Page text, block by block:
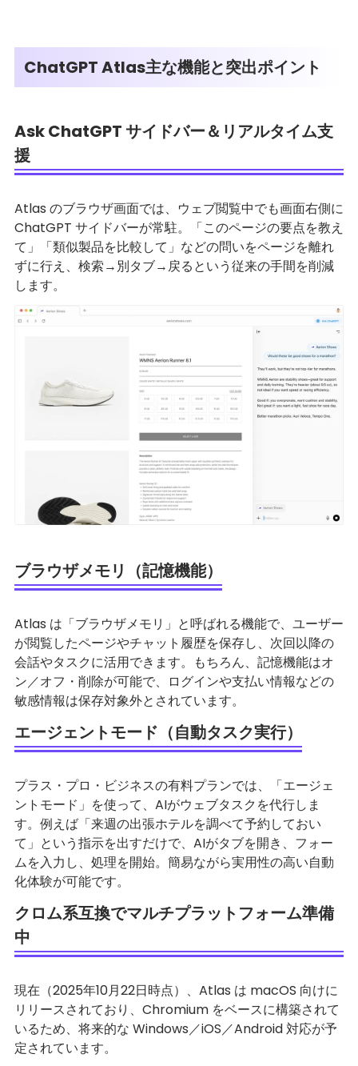
ChatGPT Atlas主な機能と突出ポイント
Ask ChatGPT サイドバー＆リアルタイム支
援
Atlas のブラウザ画面では、ウェブ閲覧中でも画面右側に
ChatGPT サイドバーが常駐。「このページの要点を教え
て」「類似製品を比較して」などの問いをページを離れ
ずに行え、検索→別タブ→戻るという従来の手間を削減
します。
ブラウザメモリ（記憶機能）
Atlas は「ブラウザメモリ」と呼ばれる機能で、ユーザー
が閲覧したページやチャット履歴を保存し、次回以降の
会話やタスクに活用できます。もちろん、記憶機能はオ
ン／オフ・削除が可能で、ログインや支払い情報などの
敏感情報は保存対象外とされています。
エージェントモード（自動タスク実行）
プラス・プロ・ビジネスの有料プランでは、「エージェ
ントモード」を使って、AIがウェブタスクを代行しま
す。例えば「来週の出張ホテルを調べて予約しておい
て」という指示を出すだけで、AIがタブを開き、フォー
ムを入力し、処理を開始。簡易ながら実用性の高い自動
化体験が可能です。
クロム系互換でマルチプラットフォーム準備
中
現在（2025年10月22日時点）、Atlas は macOS 向けに
リリースされており、Chromium をベースに構築されて
いるため、将来的な Windows／iOS／Android 対応が予
定されています。